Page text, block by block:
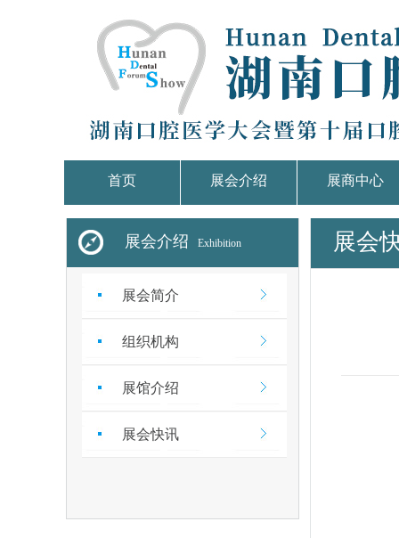
首页 展会介绍 展商中心
展会介绍 Exhibition
展会简介
组织机构
展馆介绍
展会快讯
展会